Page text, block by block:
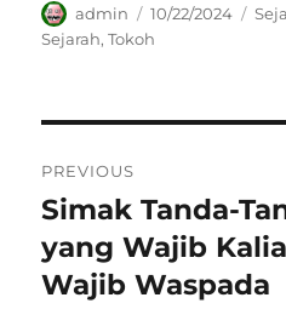
Author
admin
Posted
on
10/22/2024
Sejarah,Tokoh
pos
PREVIOUS
Previous
post:
Simak Tanda-
yang Wajib
Wajib Waspada